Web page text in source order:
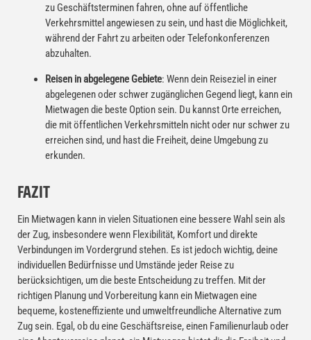
zu Geschäftsterminen fahren, ohne auf öffentliche
Verkehrsmittel angewiesen zu sein, und hast die Möglichkeit,
während der Fahrt zu arbeiten oder Telefonkonferenzen
abzuhalten.
Reisen in abgelegene Gebiete: Wenn dein Reiseziel in einer
abgelegenen oder schwer zugänglichen Gegend liegt, kann ein
Mietwagen die beste Option sein. Du kannst Orte erreichen,
die mit öffentlichen Verkehrsmitteln nicht oder nur schwer zu
erreichen sind, und hast die Freiheit, deine Umgebung zu
erkunden.
FAZIT
Ein Mietwagen kann in vielen Situationen eine bessere Wahl sein als
der Zug, insbesondere wenn Flexibilität, Komfort und direkte
Verbindungen im Vordergrund stehen. Es ist jedoch wichtig, deine
individuellen Bedürfnisse und Umstände jeder Reise zu
berücksichtigen, um die beste Entscheidung zu treffen. Mit der
richtigen Planung und Vorbereitung kann ein Mietwagen eine
bequeme, kosteneffiziente und umweltfreundliche Alternative zum
Zug sein. Egal, ob du eine Geschäftsreise, einen Familienurlaub oder